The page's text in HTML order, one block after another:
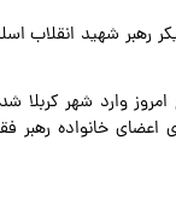
شهید انقلاب
وارد شهر کربلا
خانواده رهبر